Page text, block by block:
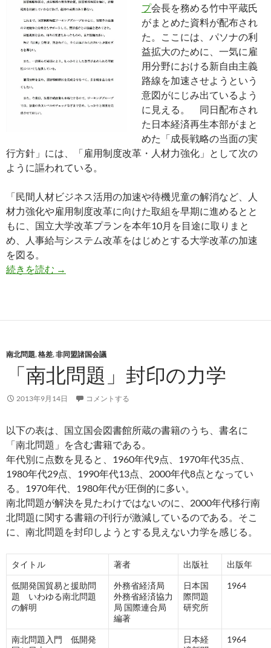
プ会長を務める竹中平蔵氏
がまとめた資料が配布され
た。ここには、パソナの利
益拡大のために、一気に雇
用分野における新自由主義
路線を加速させようという
意図がにじみ出ているよう
に見える。 同日配布され
た日本経済再生本部がまと
めた「成長戦略の当面の実
行方針」には、「雇用制度改革・人材力強化」として次の
ように謳われている。
「民間人材ビジネス活用の加速や待機児童の解消など、人
材力強化や雇用制度改革に向けた取組を早期に進めるとと
もに、国立大学改革プランを本年10月を目途に取りまと
め、人事給与システム改革をはじめとする大学改革の加速
を図る。
続きを読む パソナ・グループ会長・竹中平蔵氏と雇用分野
→
南北問題,格差,非同盟諸国会議
「南北問題」封印の力学
2013年9月14日 コメントする
以下の表は、国立国会図書館所蔵の書籍のうち、書名に
「南北問題」を含む書籍である。
年代別に点数を見ると、1960年代9点、1970年代35点、
1980年代29点、1990年代13点、2000年代8点となってい
る。1970年代、1980年代が圧倒的に多い。
南北問題が解決を見たわけではないのに、2000年代移行南
北問題に関する書籍の刊行が激減しているのである。そこ
に、南北問題を封印しようとする見えない力学を感じる。
タイトル 著者 出版社 出版年
低開発国貿易と援助問
題 いわゆる南北問題
の解明
外務省経済局
外務省経済協力
局 国際連合局
編著
日本国
際問題
研究所
1964
南北問題入門 低開発
日本経
1964